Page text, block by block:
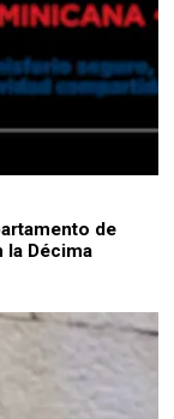
de
la Décima